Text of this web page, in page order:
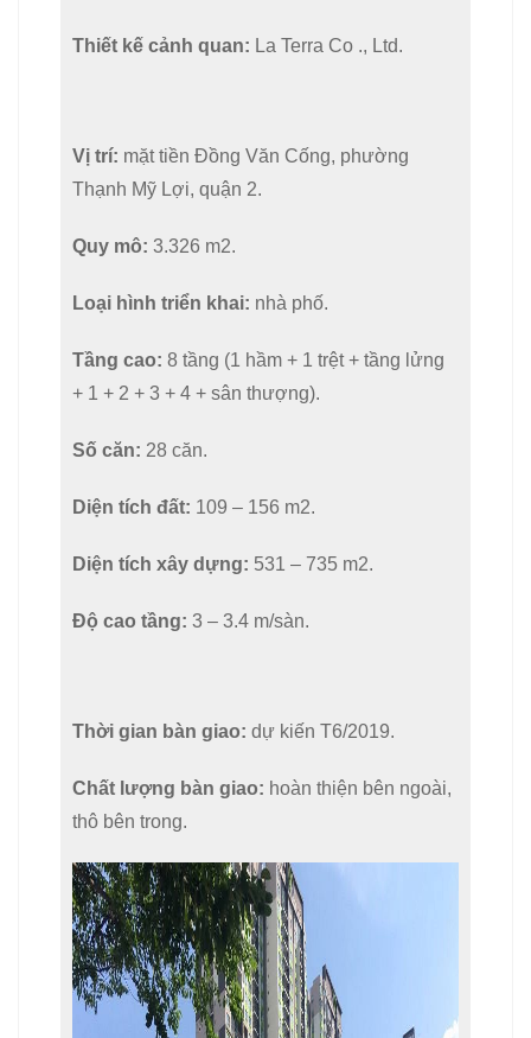
Thiết kế cảnh quan: La Terra Co ., Ltd.
Vị trí: mặt tiền Đồng Văn Cống, phường
Thạnh Mỹ Lợi, quận 2.
Quy mô: 3.326 m2.
Loại hình triển khai: nhà phố.
Tầng cao: 8 tầng (1 hầm + 1 trệt + tầng lửng
+ 1 + 2 + 3 + 4 + sân thượng).
Số căn: 28 căn.
Diện tích đất: 109 – 156 m2.
Diện tích xây dựng: 531 – 735 m2.
Độ cao tầng: 3 – 3.4 m/sàn.
Thời gian bàn giao: dự kiến T6/2019.
Chất lượng bàn giao: hoàn thiện bên ngoài,
thô bên trong.